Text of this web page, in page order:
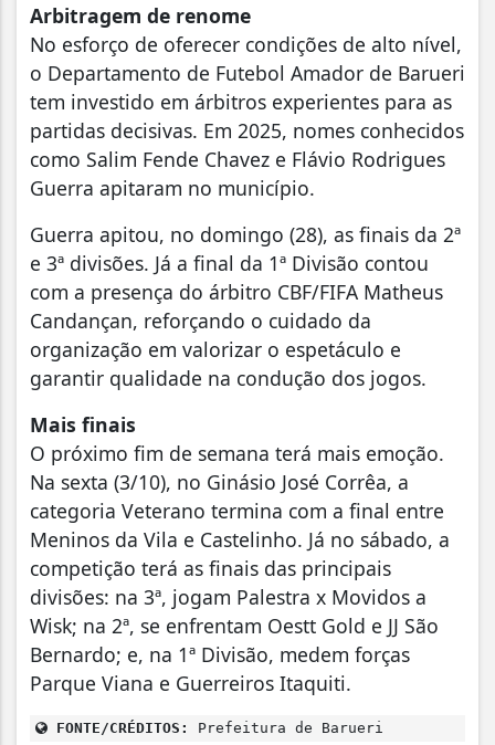
Arbitragem de renome
No esforço de oferecer condições de alto nível,
o Departamento de Futebol Amador de Barueri
tem investido em árbitros experientes para as
partidas decisivas. Em 2025, nomes conhecidos
como Salim Fende Chavez e Flávio Rodrigues
Guerra apitaram no município.
Guerra apitou, no domingo (28), as finais da 2ª
e 3ª divisões. Já a final da 1ª Divisão contou
com a presença do árbitro CBF/FIFA Matheus
Candançan, reforçando o cuidado da
organização em valorizar o espetáculo e
garantir qualidade na condução dos jogos.
Mais finais
O próximo fim de semana terá mais emoção.
Na sexta (3/10), no Ginásio José Corrêa, a
categoria Veterano termina com a final entre
Meninos da Vila e Castelinho. Já no sábado, a
competição terá as finais das principais
divisões: na 3ª, jogam Palestra x Movidos a
Wisk; na 2ª, se enfrentam Oestt Gold e JJ São
Bernardo; e, na 1ª Divisão, medem forças
Parque Viana e Guerreiros Itaquiti.
FONTE/CRÉDITOS: Prefeitura de Barueri